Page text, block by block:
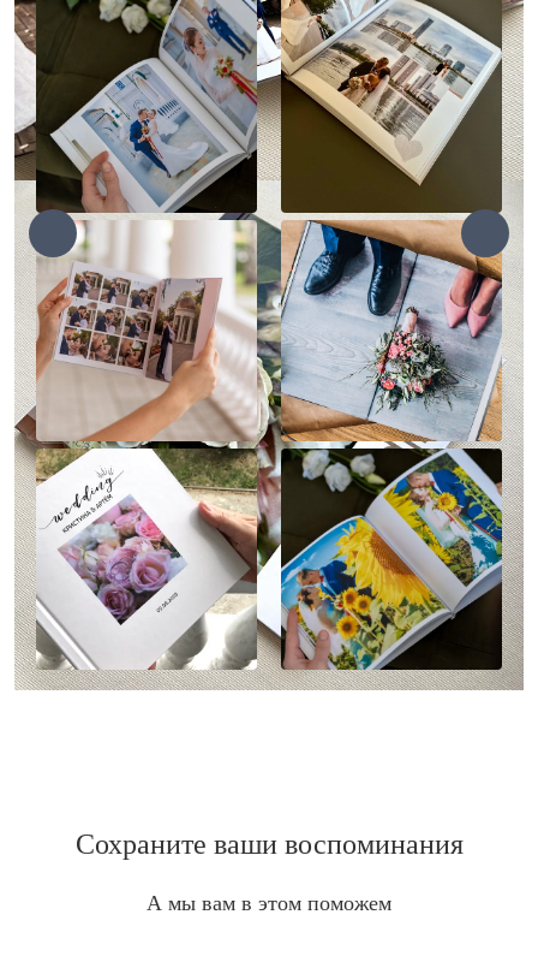
Сохраните ваши воспоминания
А мы вам в этом поможем